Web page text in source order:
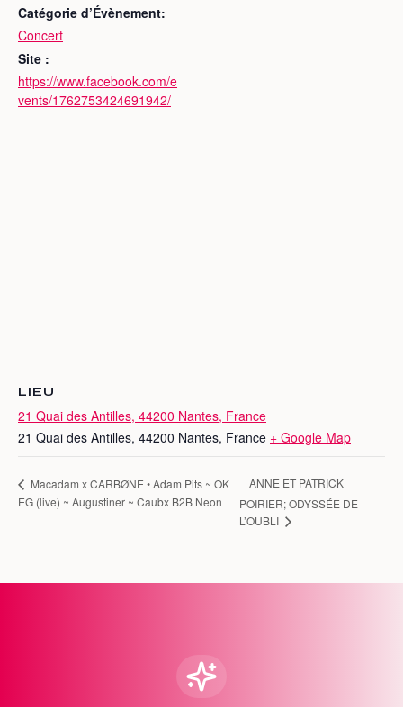
Catégorie d’Évènement:
Concert
Site :
https://www.facebook.com/e
vents/1762753424691942/
LIEU
21 Quai des Antilles, 44200 Nantes, France
21 Quai des Antilles, 44200 Nantes, France + Google Map
Macadam x CARBØNE • Adam Pits ~ OK
EG (live) ~ Augustiner ~ Caubx B2B Neon
ANNE ET PATRICK
POIRIER; ODYSSÉE DE
L’OUBLI